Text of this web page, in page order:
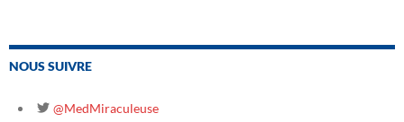
NOUS SUIVRE
@MedMiraculeuse